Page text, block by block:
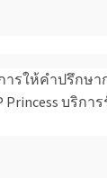
รให้คำปรึกษา
บริกา